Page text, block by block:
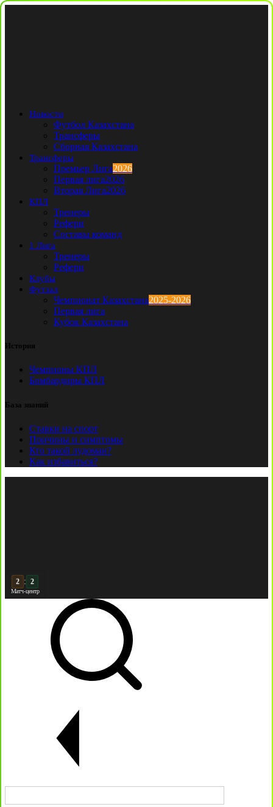
Новости
Футбол Казахстана
Трансферы
Сборная Казахстана
Трансферы
Премьер Лига2026
Первая лига2026
Вторая Лига2026
КПЛ
Тренеры
Рефери
Составы команд
1 Лига
Тренеры
Рефери
Клубы
Футзал
Чемпионат Казахстана2025-2026
Первая лига
Кубок Казахстана
История
Чемпионы КПЛ
Бомбардиры КПЛ
База знаний
Ставки на спорт
Причины и симптомы
Кто такой лудоман?
Как избавиться?
3 :
Матч-центр